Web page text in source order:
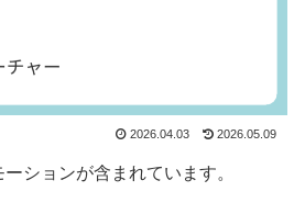
2026.04.03 2026.05.09
ションが含まれています。